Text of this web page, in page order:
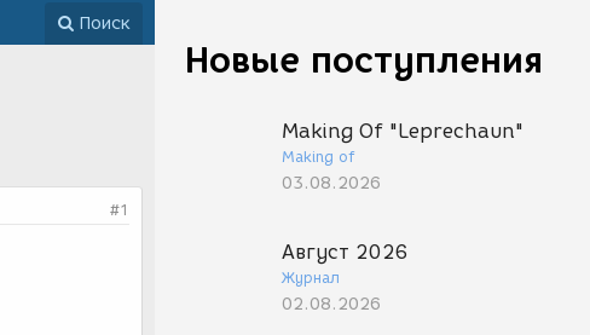
Новые поступления
Making Of "Leprechaun"
Making of
03.08.2026
Август 2026
Журнал
02.08.2026
Поиск
#1